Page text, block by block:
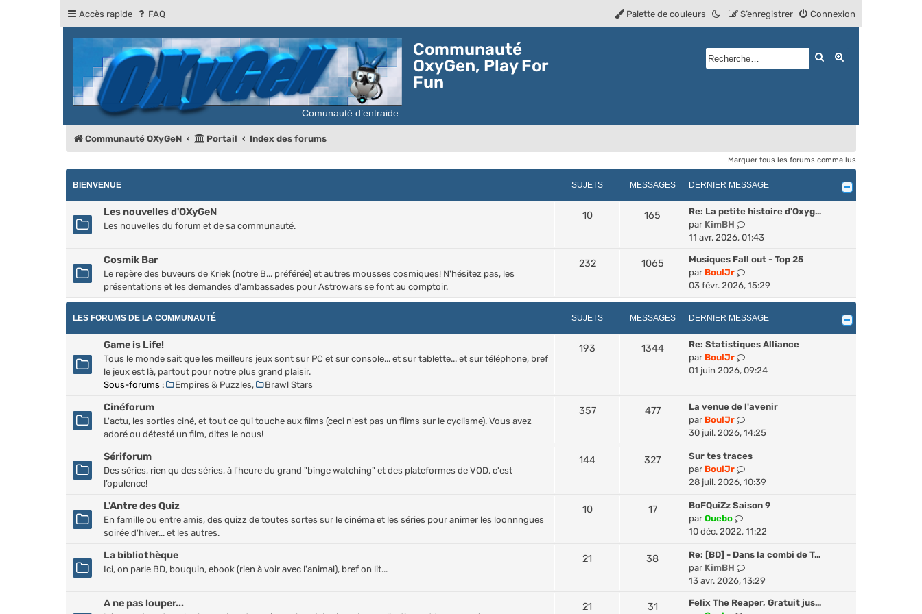
Accès rapide FAQ Connexion
S’enregistrer
Palette de couleurs
Communauté
OxyGen, Play For
Fun
Rechercher
Communauté OXyGeN Portail Index des forums
Marquer tous les forums comme lus
BIENVENUE SUJETS MESSAGES DERNIER MESSAGE
Les nouvelles d'OXyGeN
Les nouvelles du forum et de sa communauté.
10 165
Re: La petite histoire d'Oxyg…
par KimBH
V
o
r
l
e
d
e
n
i
e
e
s
s
g
e
11 avr. 2026, 01:43
Cosmik Bar
Le repère des buveurs de Kriek (notre B... préférée) et autres mousses cosmiques! N'hésitez pas, les
présentations et les demandes d'ambassades pour Astrowars se font au comptoir.
232 1065
Musiques Fall out - Top 25
par BoulJr
V
o
i
l
e
d
r
i
r
e
s
s
g
03 févr. 2026, 15:29
LES FORUMS DE LA COMMUNAUTÉ SUJETS MESSAGES DERNIER MESSAGE
Game is Life!
Tous le monde sait que les meilleurs jeux sont sur PC et sur console... et sur tablette... et sur téléphone, bref
le jeux est là, partout pour notre plus grand plaisir.
Sous-forums :
Empires & Puzzles, Brawl Stars
193 1344
Re: Statistiques Alliance
par BoulJr
V
o
l
e
d
r
n
i
e
m
s
s
a
e
01 juin 2026, 09:24
Cinéforum
L'actu, les sorties ciné, et tout ce qui touche aux films (ceci n'est pas un flims sur le cyclisme). Vous avez
adoré ou détesté un film, dites le nous!
357 477
La venue de l'avenir
par BoulJr
V
o
r
l
e
e
n
r
e
30 juil. 2026, 14:25
Sériforum
Des séries, rien qu des séries, à l'heure du grand "binge watching" et des plateformes de VOD, c'est
l’opulence!
144 327
Sur tes traces
par BoulJr
V
o
r
e
e
r
n
i
28 juil. 2026, 10:39
L'Antre des Quiz
En famille ou entre amis, des quizz de toutes sortes sur le cinéma et les séries pour animer les loonnngues
soirée d'hiver... et les autres.
10 17
BoFQuiZz Saison 9
par Ouebo
V
o
r
l
e
e
10 déc. 2022, 11:22
La bibliothèque
Ici, on parle BD, bouquin, ebook (rien à voir avec l'animal), bref on lit...
21 38
Re: [BD] - Dans la combi de T…
par KimBH
V
o
r
13 avr. 2026, 13:29
A ne pas louper... 21 31
Felix The Reaper, Gratuit jus…